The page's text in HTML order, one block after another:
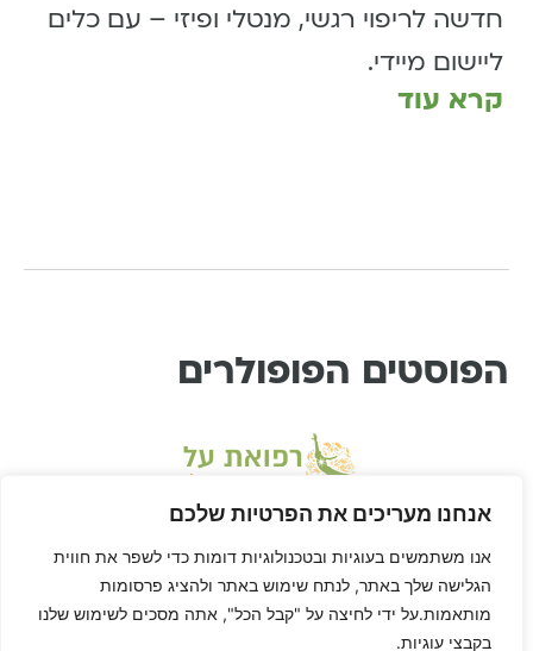
אנחנו מעריכים את הפרטיות שלכם
אנו משתמשים בעוגיות ובטכנולוגיות דומות כדי לשפר את חווית
הגלישה שלך באתר, לנתח שימוש באתר ולהציג פרסומות
מותאמות.על ידי לחיצה על "קבל הכל", אתה מסכים לשימוש שלנו
בקבצי עוגיות.
חדשה לריפוי רגשי, מנטלי ופיזי – עם כלים
ליישום מיידי.
קרא עוד
הפוסטים הפופולרים
* דיסקליימר: דן הוא לא רופא ורפואת-על היא שיטה בתחום הרפואה המשלימה, ולא